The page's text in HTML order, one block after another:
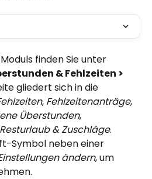
finden Sie unter
& Fehlzeiten >
gliedert sich in die
, Fehlzeitenanträge,
Überstunden,
Resturlaub & Zuschläge.
Symbol neben einer
ändern, um